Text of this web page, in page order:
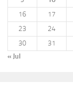
16
17
23
24
30
31
« Jul